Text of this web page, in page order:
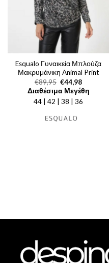
Esqualo Γυναικεία Μπλούζα
Μακρυμάνικη Animal Print
€89,95 Original
price
was:
€89,95.
€44,98Η
τρέχουσα
τιμή
είναι:
Διαθέσιμα Μεγέθη
44 | 42 | 38 | 36